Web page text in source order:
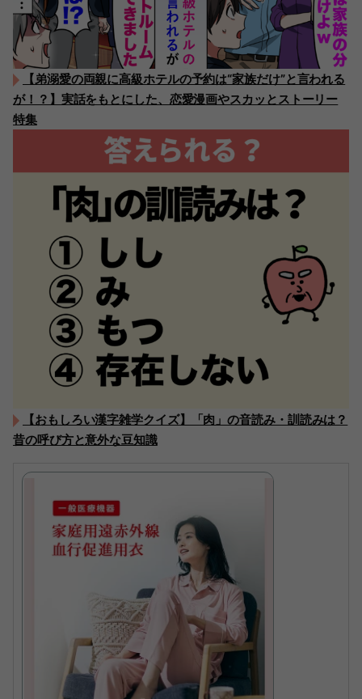
【弟溺愛の両親に高級ホテルの予約は“家族だけ”と言われる
が！？】実話をもとにした、恋愛漫画やスカッとストーリー
特集
【おもしろい漢字雑学クイズ】「肉」の音読み・訓読みは？
昔の呼び方と意外な豆知識